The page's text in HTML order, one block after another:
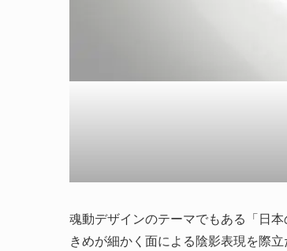
魂動デザインのテーマでもある「日
きめが細かく面による陰影表現を際